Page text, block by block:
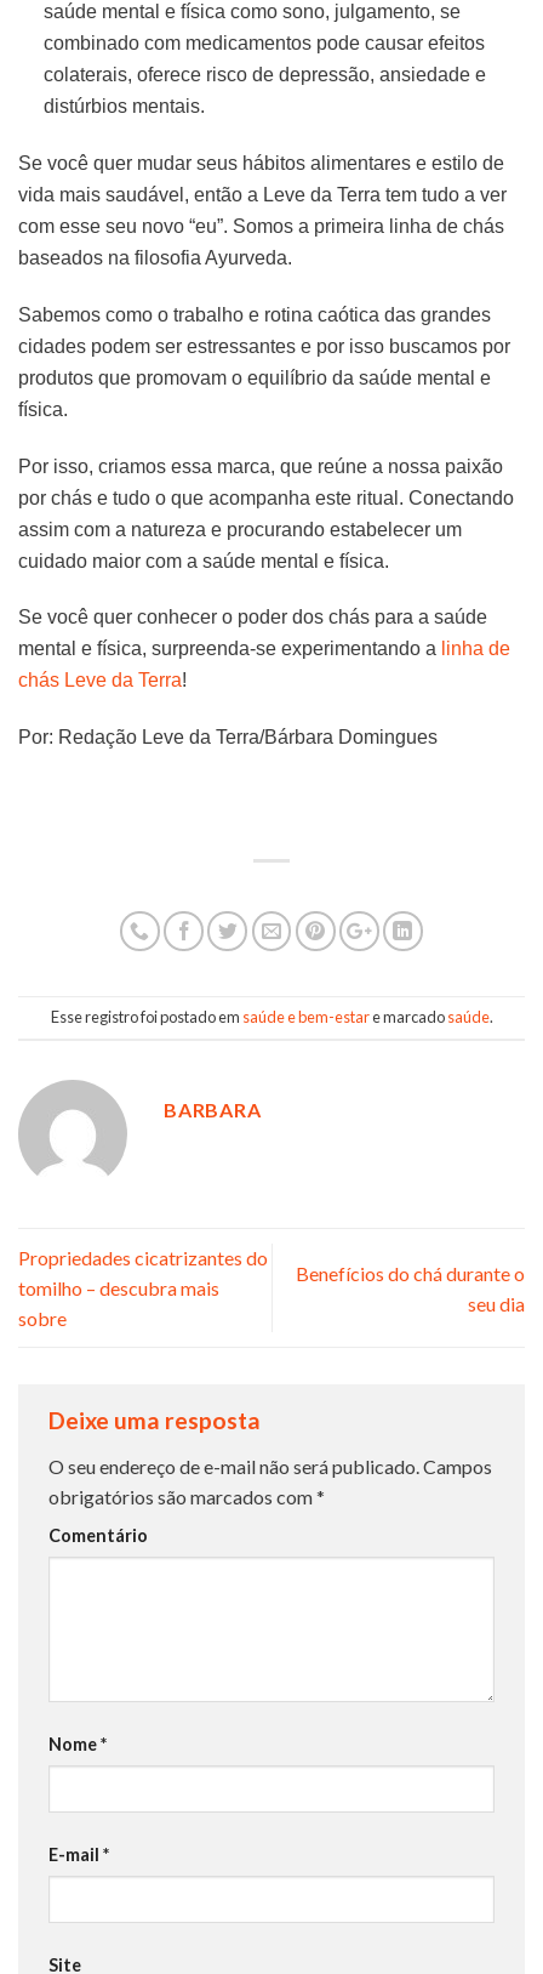
saúde mental e física como sono, julgamento, se
combinado com medicamentos pode causar efeitos
colaterais, oferece risco de depressão, ansiedade e
distúrbios mentais.
Se você quer mudar seus hábitos alimentares e estilo de
vida mais saudável, então a Leve da Terra tem tudo a ver
com esse seu novo “eu”. Somos a primeira linha de chás
baseados na filosofia Ayurveda.
Sabemos como o trabalho e rotina caótica das grandes
cidades podem ser estressantes e por isso buscamos por
produtos que promovam o equilíbrio da saúde mental e
física.
Por isso, criamos essa marca, que reúne a nossa paixão
por chás e tudo o que acompanha este ritual. Conectando
assim com a natureza e procurando estabelecer um
cuidado maior com a saúde mental e física.
Se você quer conhecer o poder dos chás para a saúde
mental e física, surpreenda-se experimentando a linha de
chás Leve da Terra!
Por: Redação Leve da Terra/Bárbara Domingues
Esse registro foi postado em saúde e bem-estare marcadosaúde.
BARBARA
Propriedades cicatrizantes do
tomilho – descubra mais
sobre
Benefícios do chá durante o
seu dia
Deixe uma resposta
O seu endereço de e-mail não será publicado.Campos
obrigatórios são marcados com*
Comentário
Nome*
E-mail *
Site